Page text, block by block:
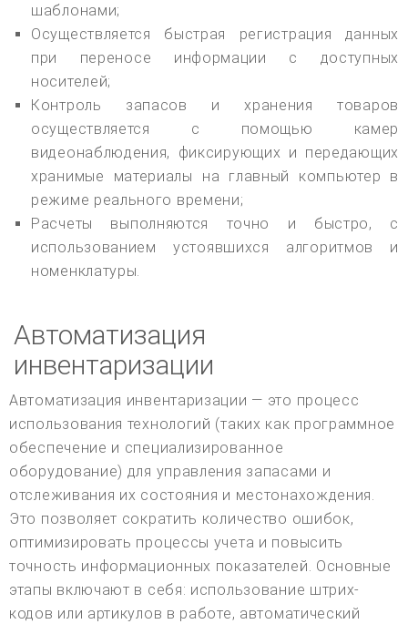
шаблонами;
Осуществляется быстрая регистрация данных
при переносе информации с доступных
носителей;
Контроль запасов и хранения товаров
осуществляется с помощью камер
видеонаблюдения, фиксирующих и передающих
хранимые материалы на главный компьютер в
режиме реального времени;
Расчеты выполняются точно и быстро, с
использованием устоявшихся алгоритмов и
номенклатуры.
Автоматизация
инвентаризации
Автоматизация инвентаризации — это процесс
использования технологий (таких как программное
обеспечение и специализированное
оборудование) для управления запасами и
отслеживания их состояния и местонахождения.
Это позволяет сократить количество ошибок,
оптимизировать процессы учета и повысить
точность информационных показателей. Основные
этапы включают в себя: использование штрих-
кодов или артикулов в работе, автоматический